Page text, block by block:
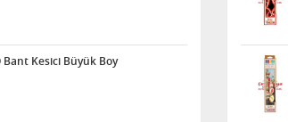
Bant Kesici Büyük Boy